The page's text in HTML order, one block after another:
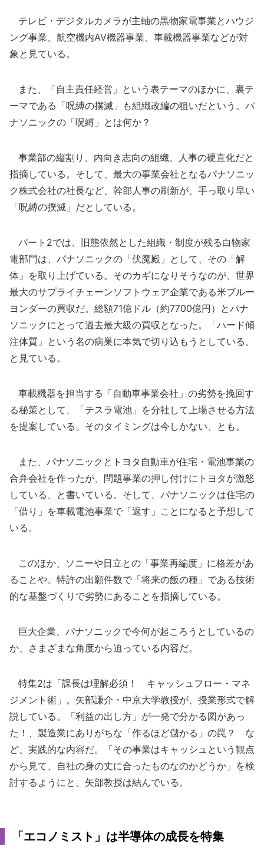
テレビ・デジタルカメラが主軸の黒物家電事業とハウジ
ング事業、航空機内AV機器事業、車載機器事業などが対
象と見ている。
また、「自主責任経営」という表テーマのほかに、裏テ
ーマである「呪縛の撲滅」も組織改編の狙いだという。パ
ナソニックの「呪縛」とは何か？
事業部の縦割り、内向き志向の組織、人事の硬直化だと
指摘している。そして、最大の事業会社となるパナソニッ
ク株式会社の社長など、幹部人事の刷新が、手っ取り早い
「呪縛の撲滅」だとしている。
パート2では、旧態依然とした組織・制度が残る白物家
電部門は、パナソニックの「伏魔殿」として、その「解
体」を取り上げている。そのカギになりそうなのが、世界
最大のサプライチェーンソフトウェア企業である米ブルー
ヨンダーの買収だ。総額71億ドル（約7700億円）とパナ
ソニックにとって過去最大級の買収となった。「ハード傾
注体質」という名の病巣に本気で切り込もうとしている、
と見ている。
車載機器を担当する「自動車事業会社」の劣勢を挽回す
る秘策として、「テスラ電池」を分社して上場させる方法
を提案している。そのタイミングは今しかない、とも。
また、パナソニックとトヨタ自動車が住宅・電池事業の
合弁会社を作ったが、問題事業の押し付けにトヨタが激怒
している、と書いている。そして、パナソニックは住宅の
「借り」を車載電池事業で「返す」ことになると予想して
いる。
このほか、ソニーや日立との「事業再編度」に格差があ
ることや、特許の出願件数で「将来の飯の種」である技術
的な基盤づくりで劣勢にあることを指摘している。
巨大企業、パナソニックで今何が起ころうとしているの
か、さまざまな角度から迫っている内容だ。
特集2は「課長は理解必須！ キャッシュフロー・マネ
ジメント術」。矢部謙介・中京大学教授が、授業形式で解
説している。「利益の出し方」が一発で分かる図があっ
た！、製造業にありがちな「作るほど儲かる」の罠？ な
ど、実践的な内容だ。「その事業はキャッシュという観点
から見て、自社の身の丈に合ったものなのかどうか」を検
討するようにと、矢部教授は結んでいる。
「エコノミスト」は半導体の成長を特集